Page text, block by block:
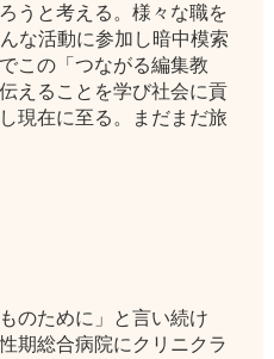
うと考える。様々な職を
な活動に参加し暗中模索
この「つながる編集教
えることを学び社会に貢
現在に至る。まだまだ旅
ものために」と言い続け
期総合病院にクリニクラ